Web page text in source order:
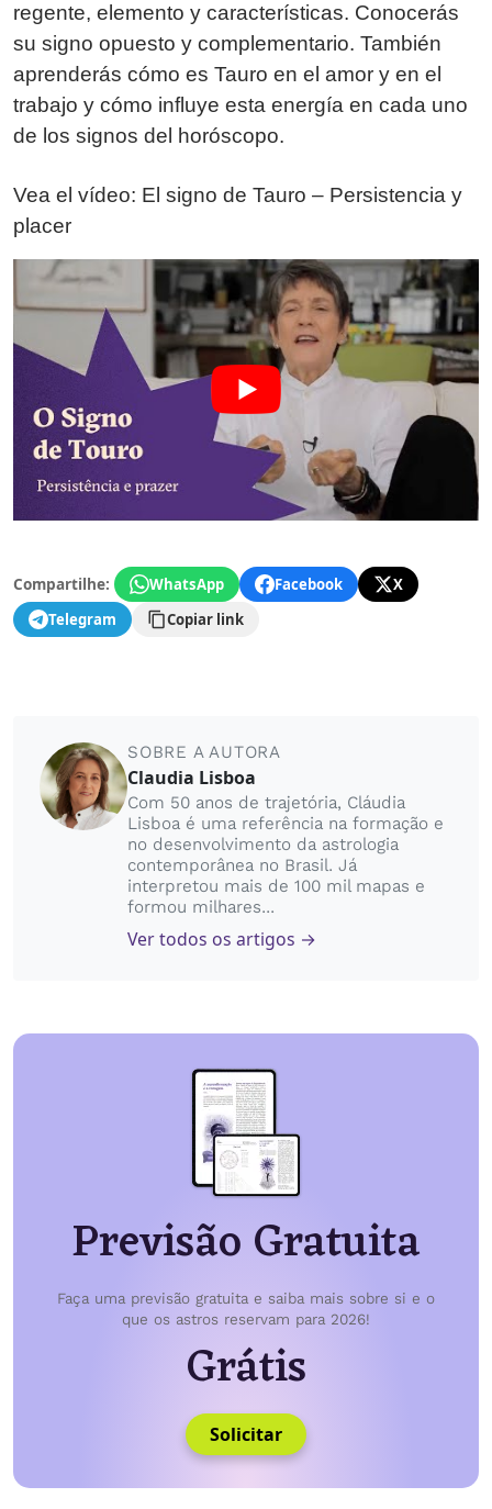
regente, elemento y características. Conocerás
su signo opuesto y complementario. También
aprenderás cómo es Tauro en el amor y en el
trabajo y cómo influye esta energía en cada uno
de los signos del horóscopo.
Vea el vídeo: El signo de Tauro – Persistencia y
placer
Compartilhe: WhatsApp Facebook
X
Telegram
Copiar link
SOBRE A AUTORA
Claudia Lisboa
Com 50 anos de trajetória, Cláudia
Lisboa é uma referência na formação e
no desenvolvimento da astrologia
contemporânea no Brasil. Já
interpretou mais de 100 mil mapas e
formou milhares...
Ver todos os artigos →
Previsão Gratuita
Faça uma previsão gratuita e saiba mais sobre si e o
que os astros reservam para 2026!
Grátis
Solicitar